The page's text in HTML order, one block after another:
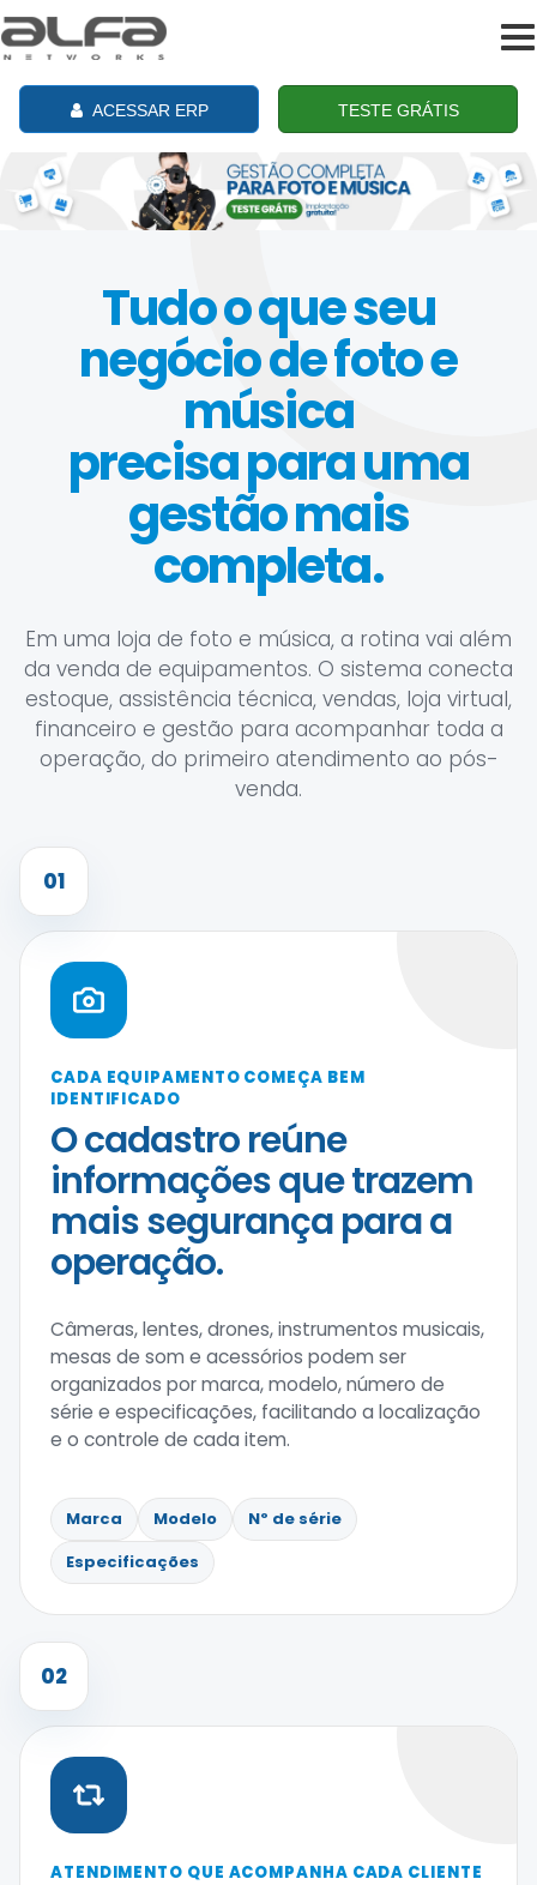
ACESSAR ERP TESTE GRÁTIS
Tudo o que seu
negócio de foto e
música
precisa para uma
gestão mais
completa.
Em uma loja de foto e música, a rotina vai além
da venda de equipamentos. O sistema conecta
estoque, assistência técnica, vendas, loja virtual,
financeiro e gestão para acompanhar toda a
operação, do primeiro atendimento ao pós-
venda.
01
CADA EQUIPAMENTO COMEÇA BEM
IDENTIFICADO
O cadastro reúne
informações que trazem
mais segurança para a
operação.
Câmeras, lentes, drones, instrumentos musicais,
mesas de som e acessórios podem ser
organizados por marca, modelo, número de
série e especificações, facilitando a localização
e o controle de cada item.
Marca Modelo
Nº de série
Especificações
02
ATENDIMENTO QUE ACOMPANHA CADA CLIENTE